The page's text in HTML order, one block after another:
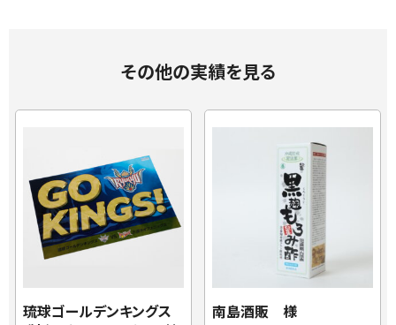
その他の実績を見る
琉球ゴールデンキングス
南島酒販 様